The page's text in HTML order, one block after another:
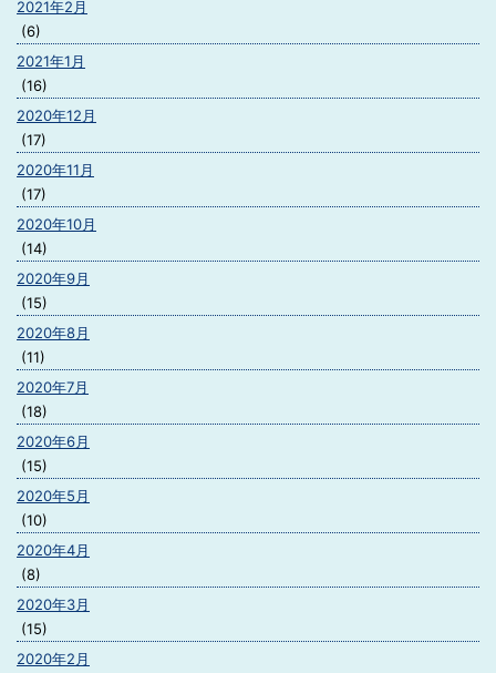
2021年2月
(6)
2021年1月
(16)
2020年12月
(17)
2020年11月
(17)
2020年10月
(14)
2020年9月
(15)
2020年8月
(11)
2020年7月
(18)
2020年6月
(15)
2020年5月
(10)
2020年4月
(8)
2020年3月
(15)
2020年2月